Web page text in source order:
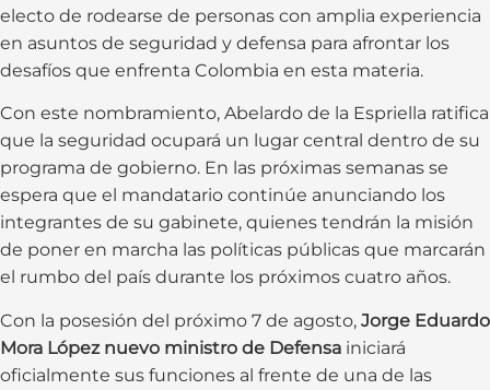
electo de rodearse de personas con amplia experiencia
en asuntos de seguridad y defensa para afrontar los
desafíos que enfrenta Colombia en esta materia.
Con este nombramiento, Abelardo de la Espriella ratifica
que la seguridad ocupará un lugar central dentro de su
programa de gobierno. En las próximas semanas se
espera que el mandatario continúe anunciando los
integrantes de su gabinete, quienes tendrán la misión
de poner en marcha las políticas públicas que marcarán
el rumbo del país durante los próximos cuatro años.
Con la posesión del próximo 7 de agosto, Jorge Eduardo
Mora López nuevo ministro de Defensa iniciará
oficialmente sus funciones al frente de una de las